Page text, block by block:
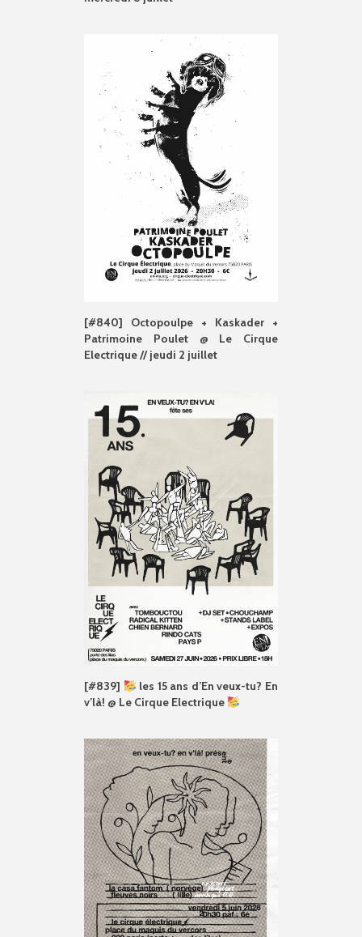
[#840] Octopoulpe + Kaskader +
Patrimoine Poulet @ Le Cirque
Electrique // jeudi 2 juillet
[#839]
les 15 ans d’En veux-tu? En
v’là! @ Le Cirque Electrique